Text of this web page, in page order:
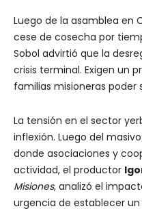
Luego de la asamblea en
cese de cosecha por
Sobol advirtió que la
crisis terminal. Exigen un
familias misioneras poder
La tensión en el sector
inflexión. Luego del
donde asociaciones y
actividad, el productor
Misiones, analizó el
urgencia de establecer